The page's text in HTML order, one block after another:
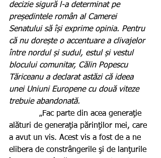
decizie sigură l-a determinat pe
președintele român al Camerei
Senatului să își exprime opinia. Pentru
că nu dorește o accentuare a clivajelor
între nordul și sudul, estul și vestul
blocului comunitar, Călin Popescu
Tăriceanu a declarat astăzi că ideea
unei Uniuni Europene cu două viteze
trebuie abandonată.
alături de generaţia părinţilor mei, care
a avut un vis. Acest vis a fost de a ne
elibera de constrângerile şi de lanţurile